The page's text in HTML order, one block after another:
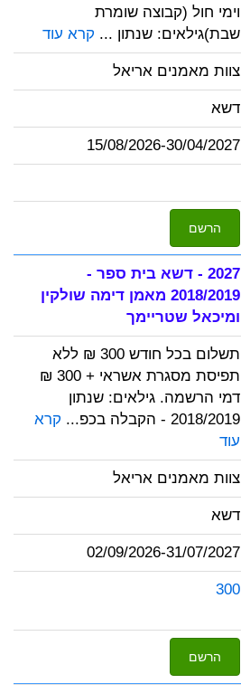
וימי חול (קבוצה שומרת
שבת)גילאים: שנתון ... קרא עוד
צוות מאמנים אריאל
דשא
15/08/2026-30/04/2027
הרשם
2027 - דשא בית ספר -
2018/2019 מאמן דימה שולקין
ומיכאל שטריימך
תשלום בכל חודש 300 ₪ ללא
תפיסת מסגרת אשראי + 300 ₪
דמי הרשמה. גילאים: שנתון
2018/2019 - הקבלה בכפ...
קרא
עוד
צוות מאמנים אריאל
דשא
02/09/2026-31/07/2027
300
הרשם